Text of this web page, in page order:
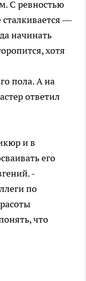
С ревностью
—
начинать
хотя
пола. А на
ответил
и в
его
-
по
что